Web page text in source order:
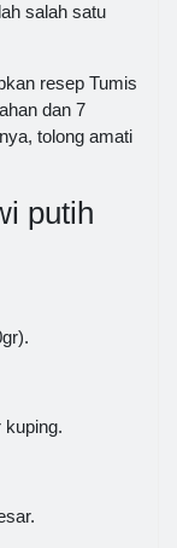
salah satu
resep Tumis
dan 7
tolong amati
putih
kuping.